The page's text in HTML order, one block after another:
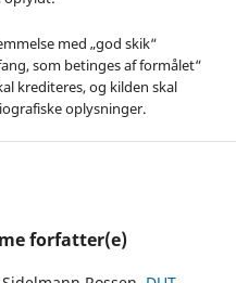
med „god skik“
som betinges af formålet“
krediteres, og kilden skal
oplysninger.
forfatter(e)